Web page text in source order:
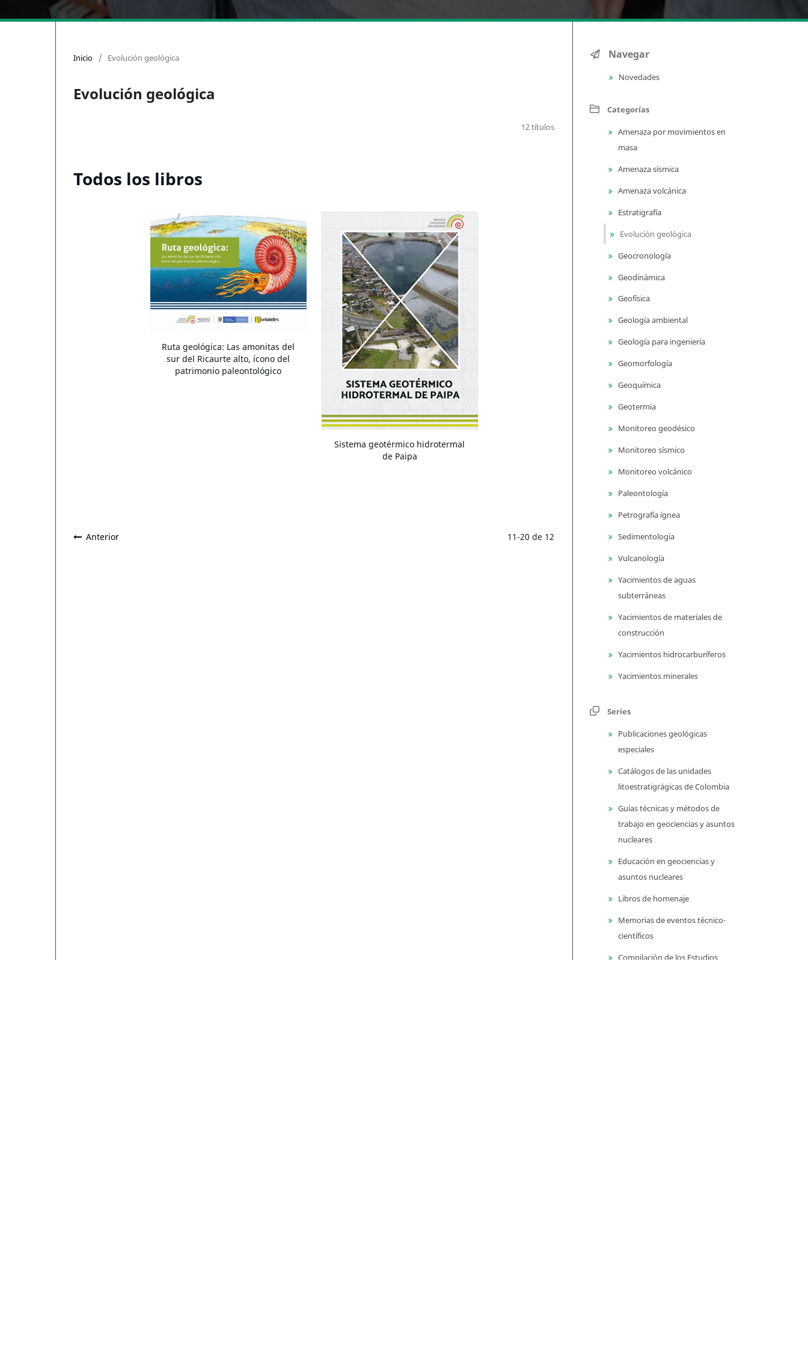
Inicio / Evolución geológica
Evolución geológica
12 títulos
Todos los libros
Ruta geológica: Las amonitas del
sur del Ricaurte alto, ícono del
patrimonio paleontológico
Sistema geotérmico hidrotermal
de Paipa
Anterior 11-20 de 12
Navegar
Novedades
Categorías
Amenaza por movimientos en
masa
Amenaza sísmica
Amenaza volcánica
Estratigrafía
Evolución geológica
Geocronología
Geodinámica
Geofísica
Geología ambiental
Geología para ingeniería
Geomorfología
Geoquímica
Geotermia
Monitoreo geodésico
Monitoreo sísmico
Monitoreo volcánico
Paleontología
Petrografía ígnea
Sedimentología
Vulcanología
Yacimientos de aguas
subterráneas
Yacimientos de materiales de
construcción
Yacimientos hidrocarburíferos
Yacimientos minerales
Series
Publicaciones geológicas
especiales
Catálogos de las unidades
litoestratigrágicas de Colombia
Guías técnicas y métodos de
trabajo en geociencias y asuntos
nucleares
Educación en geociencias y
asuntos nucleares
Libros de homenaje
Memorias de eventos técnico-
científicos
Compilación de los Estudios